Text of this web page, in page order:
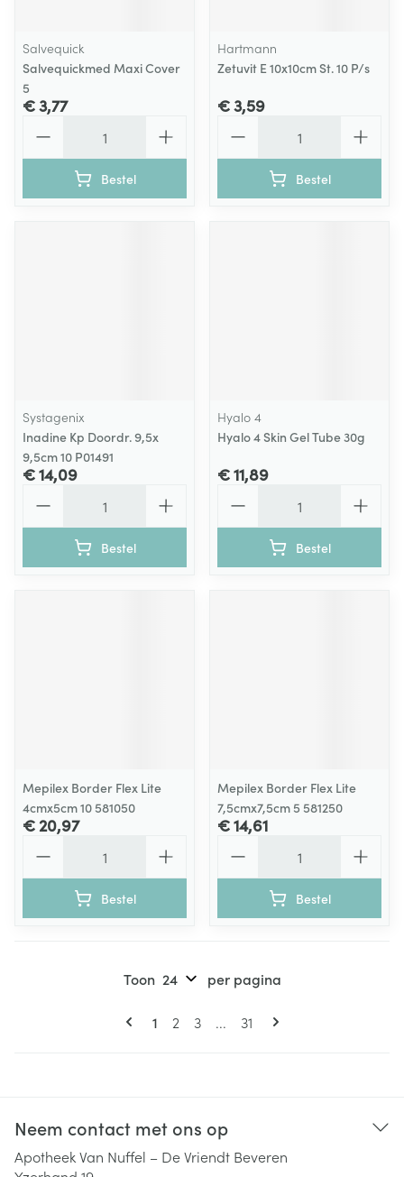
Salvequick
Salvequickmed Maxi Cover
5
€ 3,77
Bestel
Hartmann
Zetuvit E 10x10cm St. 10 P/s
€ 3,59
Bestel
Systagenix
Inadine Kp Doordr. 9,5x
9,5cm 10 P01491
€ 14,09
Bestel
Hyalo 4
Hyalo 4 Skin Gel Tube 30g
€ 11,89
Bestel
Mepilex Border Flex Lite
4cmx5cm 10 581050
€ 20,97
Bestel
Mepilex Border Flex Lite
7,5cmx7,5cm 5 581250
€ 14,61
Bestel
Pagina's
U lees momenteel pagina
1 Pagina
2 Pagina
3 ... Pagina
31
Toon per pagina
Neem contact met ons op
Apotheek Van Nuffel – De Vriendt Beveren